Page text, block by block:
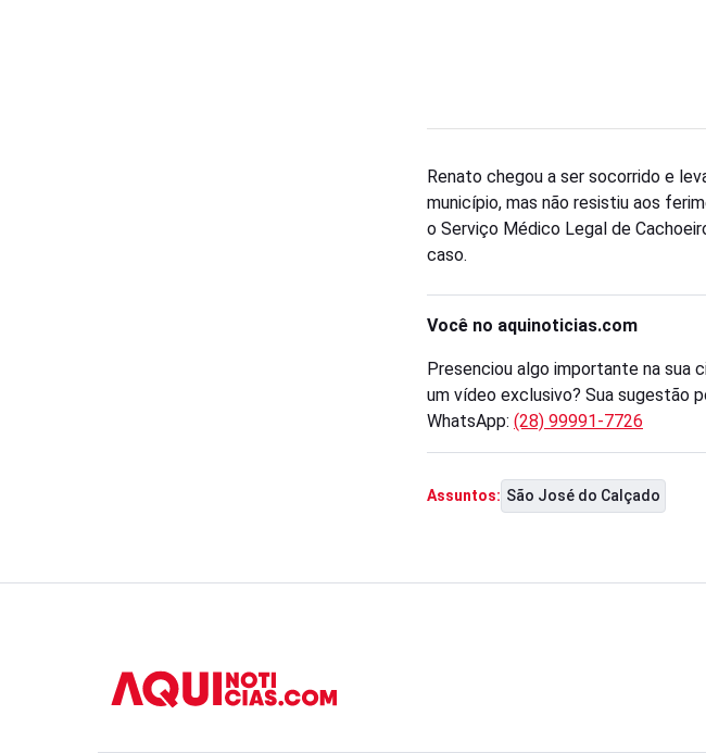
Renato chegou a ser socorrido e
município, mas não resistiu aos
o Serviço Médico Legal de
caso.
Você no aquinoticias.com
Presenciou algo importante na sua
um vídeo exclusivo? Sua sugestão
WhatsApp: (28) 99991-7726
Assuntos: São José do Calçado